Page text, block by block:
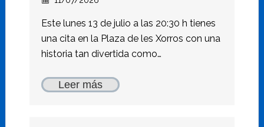
Este lunes 13 de julio a las 20:30 h tienes
una cita en la Plaza de les Xorros con una
historia tan divertida como…
Leer más